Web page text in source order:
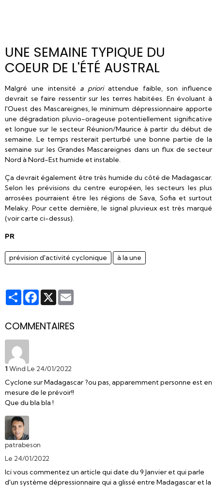
UNE SEMAINE TYPIQUE DU
COEUR DE L'ÉTÉ AUSTRAL
Malgré une intensité a prioriattendue faible, son influence
devrait se faire ressentir sur les terres habitées. En évoluant à
l'Ouest des Mascareignes, le minimum dépressionnaire apporte
une dégradation pluvio-orageuse potentiellement significative
et longue sur le secteur Réunion/Maurice à partir du début de
semaine. Le temps resterait perturbé une bonne partie de la
semaine sur les Grandes Mascareignes dans un flux de secteur
Nord à Nord-Est humide et instable.
Ça devrait également être très humide du côté de Madagascar.
Selon les prévisions du centre européen, les secteurs les plus
arrosées pourraient être les régions de Sava, Sofia et surtout
Melaky. Pour cette dernière, le signal pluvieux est très marqué
(voir carte ci-dessus).
PR
prévision d'activité cyclonique à la une
PartagerFacebook
X
COMMENTAIRES
1 Wind Le 24/01/2022
Cyclone sur Madagascar ?ou pas, apparemment personne est en
mesure de le prévoir!!
Que du bla bla !
patrabeson
Le 24/01/2022
Ici vous commentez un article qui date du 9 Janvier et qui parle
d'un système dépressionnaire qui a glissé entre Madagascar et la